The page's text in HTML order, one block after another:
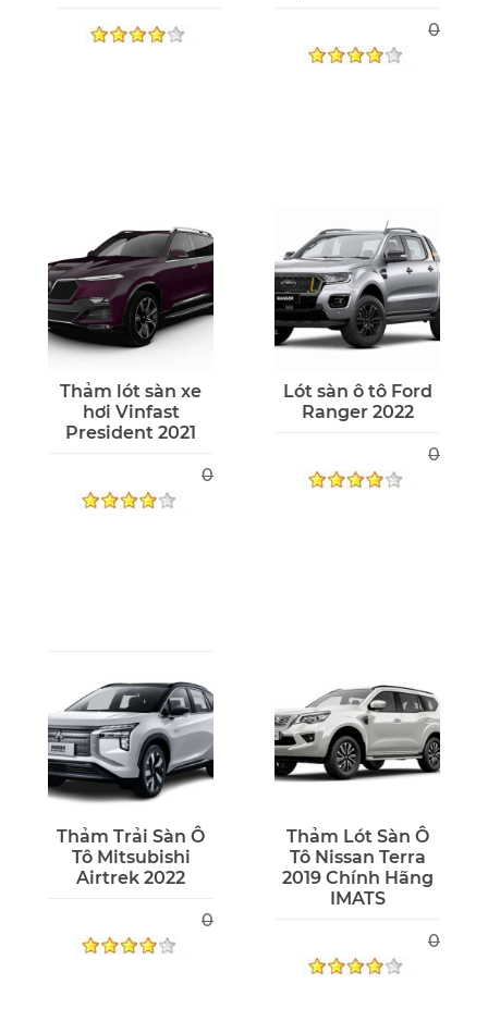
0
Thảm lót sàn xe
hơi Vinfast
President 2021
0
Lót sàn ô tô Ford
Ranger 2022
0
Thảm Trải Sàn Ô
Tô Mitsubishi
Airtrek 2022
0
Thảm Lót Sàn Ô
Tô Nissan Terra
2019 Chính Hãng
IMATS
0